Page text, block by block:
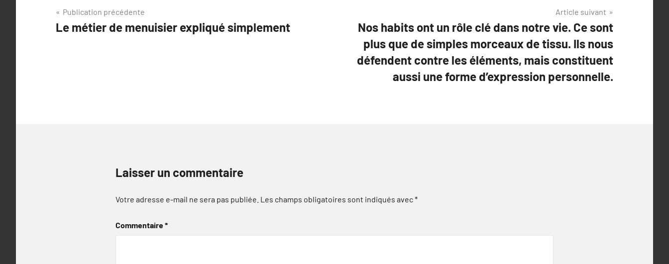
Navigation
de
Publication précédente
Le métier de menuisier expliqué simplement
Article suivant
Nos habits ont un rôle clé dans notre vie. Ce sont
plus que de simples morceaux de tissu. Ils nous
défendent contre les éléments, mais constituent
aussi une forme d’expression personnelle.
Laisser un commentaire
Votre adresse e-mail ne sera pas publiée. Les champs obligatoires sont indiqués avec*
Commentaire*